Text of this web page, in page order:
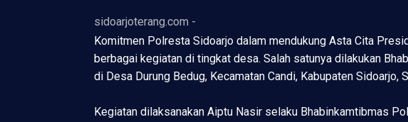
sidoarjoterang.com -
Komitmen Polresta Sidoarjo dalam mendukung Asta Cita
berbagai kegiatan di tingkat desa. Salah satunya dilakukan
di Desa Durung Bedug, Kecamatan Candi, Kabupaten Sidoarjo,
Kegiatan dilaksanakan Aiptu Nasir selaku Bhabinkamtibmas